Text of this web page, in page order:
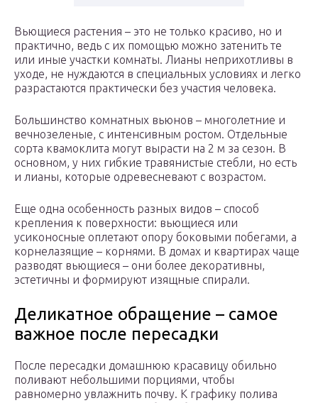
Вьющиеся растения – это не только красиво, но и
практично, ведь с их помощью можно затенить те
или иные участки комнаты. Лианы неприхотливы в
уходе, не нуждаются в специальных условиях и легко
разрастаются практически без участия человека.
Большинство комнатных вьюнов – многолетние и
вечнозеленые, с интенсивным ростом. Отдельные
сорта квамоклита могут вырасти на 2 м за сезон. В
основном, у них гибкие травянистые стебли, но есть
и лианы, которые одревесневают с возрастом.
Еще одна особенность разных видов – способ
крепления к поверхности: вьющиеся или
усиконосные оплетают опору боковыми побегами, а
корнелазящие – корнями. В домах и квартирах чаще
разводят вьющиеся – они более декоративны,
эстетичны и формируют изящные спирали.
Деликатное обращение – самое
важное после пересадки
После пересадки домашнюю красавицу обильно
поливают небольшими порциями, чтобы
равномерно увлажнить почву. К графику полива